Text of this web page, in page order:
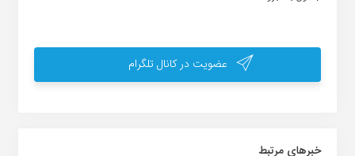
عضویت در کانال تلگرام
خبر‌های مرتبط